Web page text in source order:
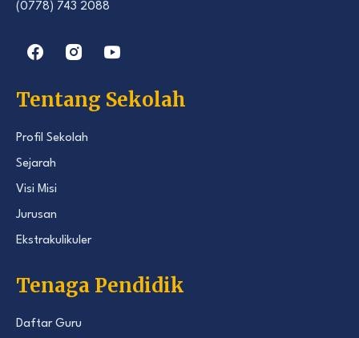
(0778) 743 2088
Tentang Sekolah
Profil Sekolah
Sejarah
Visi Misi
Jurusan
Ekstrakulikuler
Tenaga Pendidik
Daftar Guru